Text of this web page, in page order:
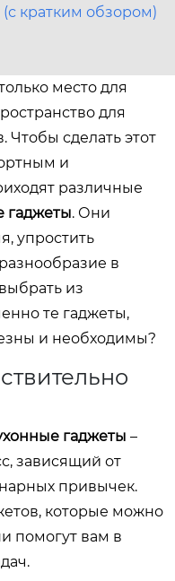
кратким обзором)
место для
для
Чтобы сделать этот
и
различные
гаджеты. Они
упростить
в
из
те гаджеты,
и необходимы?
гаджеты –
зависящий от
привычек.
которые можно
помогут вам в